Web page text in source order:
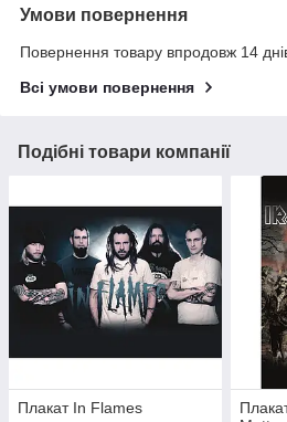
Умови повернення
Повернення товару впродовж 14
Всі умови повернення
Подібні товари компанії
Плакат In Flames